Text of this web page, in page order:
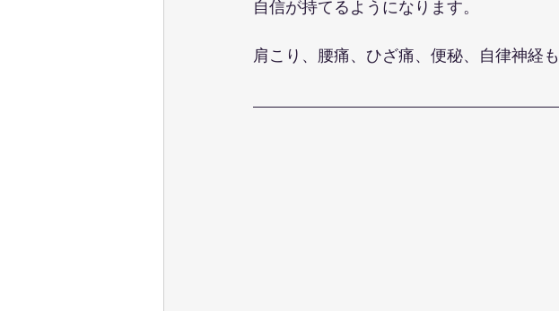
自信が持てるようになります。
肩こり、腰痛、ひざ痛、便秘、自律神経